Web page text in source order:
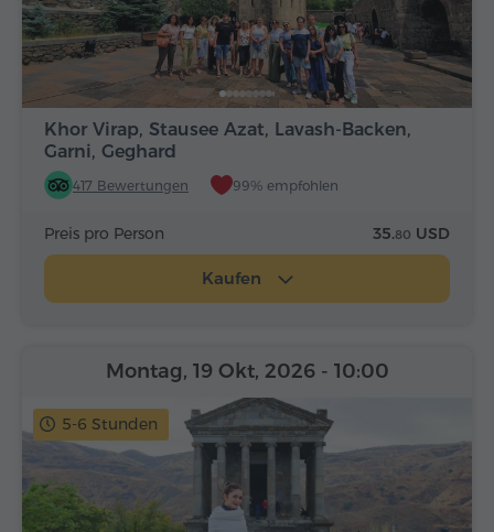
Khor Virap, Stausee Azat, Lavash-Backen,
Garni, Geghard
417 Bewertungen 99% empfohlen
Preis pro Person 35.80 USD
Kaufen
5-6 Stunden
Montag, 19 Okt, 2026 - 10:00